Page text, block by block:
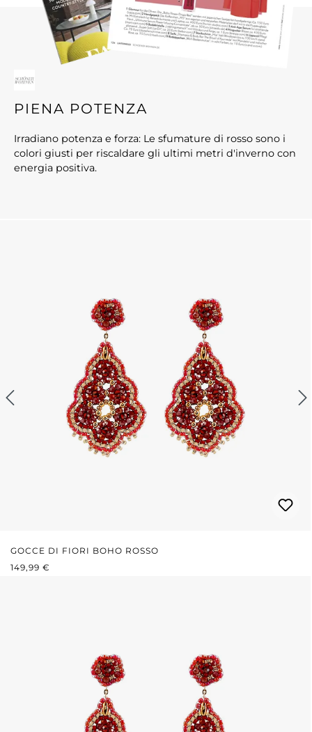
PIENA POTENZA
Irradiano potenza e forza: Le sfumature di rosso sono i
colori giusti per riscaldare gli ultimi metri d'inverno con
energia positiva.
GOCCE DI FIORI BOHO ROSSO
PREZZO NORMALE:
149,99 €